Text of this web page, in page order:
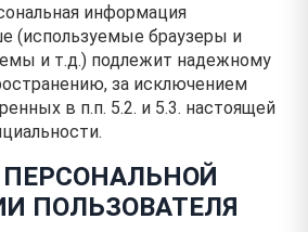
информация
(используемые браузеры и
и т.д.) подлежит надежному
за исключением
в п.п. 5.2. и 5.3. настоящей
ПОЛЬЗОВАТЕЛЯ